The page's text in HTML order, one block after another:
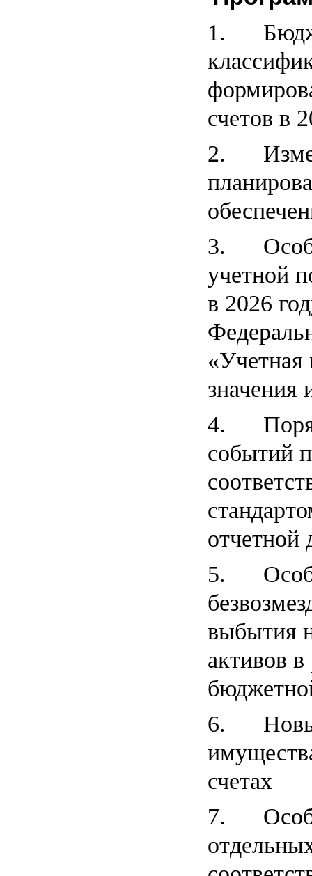
1.
счетов в
2.
3.
учетной
в 2026
«Учетная
значения
4.
событий
отчетной
5.
выбытия
активов
6. Новые
счетах
7.